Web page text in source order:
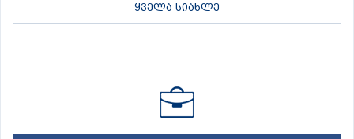
ყველა სიახლე